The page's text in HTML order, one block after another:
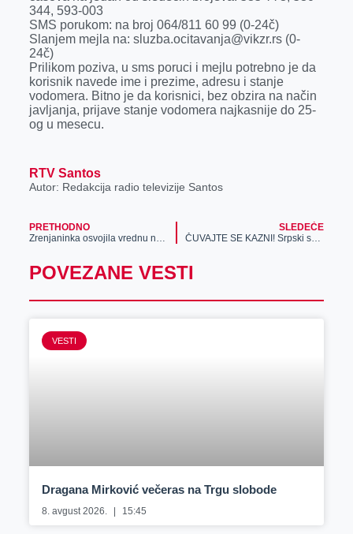
344, 593-003
SMS porukom: na broj 064/811 60 99 (0-24č)
Slanjem mejla na: sluzba.ocitavanja@vikzr.rs (0-
24č)
Prilikom poziva, u sms poruci i mejlu potrebno je da
korisnik navede ime i prezime, adresu i stanje
vodomera. Bitno je da korisnici, bez obzira na način
javljanja, prijave stanje vodomera najkasnije do 25-
og u mesecu.
RTV Santos
Autor: Redakcija radio televizije Santos
PRETHODNO
Zrenjaninka osvojila vrednu nagradu u drugom kolu nagradne igre „Uzmi račun i pobedi 2018“
SLEDEĆE
ČUVAJTE SE KAZNI! Srpski saobraćajci pojačano na ulicama, A TRAGAĆE ZA BAŠ OVIM PREKRŠAJEM!
POVEZANE VESTI
VESTI
Dragana Mirković večeras na Trgu slobode
8. avgust 2026. 15:45